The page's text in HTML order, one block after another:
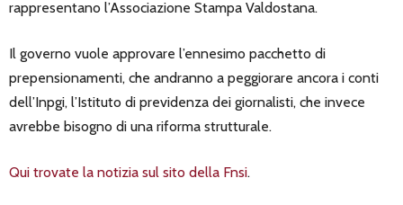
rappresentano l’Associazione Stampa Valdostana.
Il governo vuole approvare l’ennesimo pacchetto di
prepensionamenti, che andranno a peggiorare ancora i conti
dell’Inpgi, l’Istituto di previdenza dei giornalisti, che invece
avrebbe bisogno di una riforma strutturale.
Qui trovate la notizia sul sito della Fnsi.